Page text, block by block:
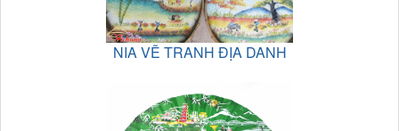
NIA VẼ TRANH ĐỊA DANH